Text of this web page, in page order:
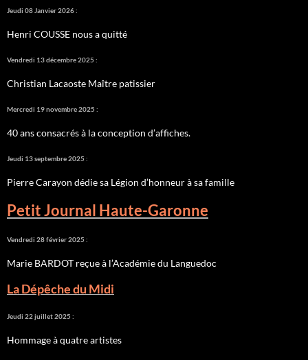
Jeudi 08 Janvier 2026 :
Henri COUSSE nous a quitté
Vendredi 13 décembre 2025 :
Christian Lacaoste Maître patissier
Mercredi 19 novembre 2025 :
40 ans consacrés à la conception d’affiches.
Jeudi 13 septembre 2025 :
Pierre Carayon dédie sa Légion d’honneur à sa famille
Petit Journal Haute-Garonne
Vendredi 28 février 2025 :
Marie BARDOT reçue à l’Académie du Languedoc
La Dépêche du Midi
Jeudi 22 juillet 2025 :
Hommage à quatre artistes